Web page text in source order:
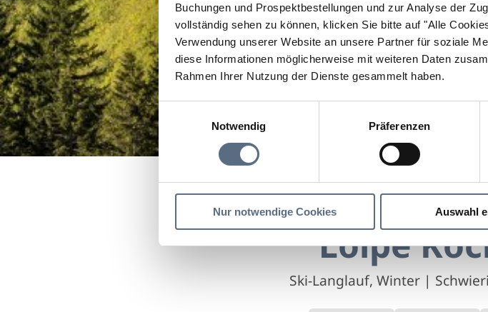
Buchungen und Prospektbestellungen und zur Analyse der
vollständig sehen zu können, klicken Sie bitte auf "Alle
Verwendung unserer Website an unsere Partner für soziale
diese Informationen möglicherweise mit weiteren Daten
Rahmen Ihrer Nutzung der Dienste gesammelt haben.
Einwilligungsauswahl
Notwendig
Präferenzen
Nur notwendige Cookies Auswahl
Loipe
Ski-Langlauf, Winter |